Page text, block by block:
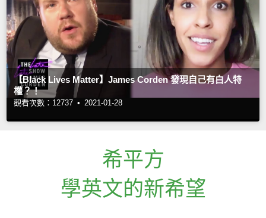
【Black Lives Matter】James Corden 發現自己有白人特
權？！
觀看次數：12737 • 2021-01-28
希平方
學英文的新希望